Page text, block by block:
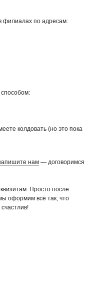
филиалах по адресам:
колдовать (но это пока
нам — договоримся
Просто после
оформим всё так, что